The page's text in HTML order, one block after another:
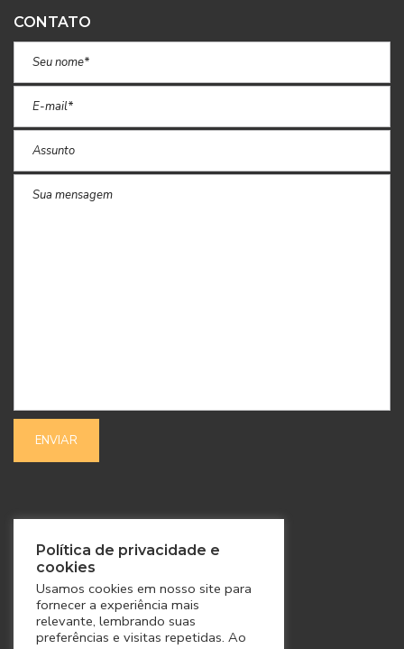
CONTATO
SIGA-NOS
Política de privacidade e
cookies
Usamos cookies em nosso site para
fornecer a experiência mais
relevante, lembrando suas
preferências e visitas repetidas. Ao